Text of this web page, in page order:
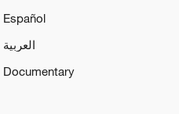
Español
العربية
Documentary